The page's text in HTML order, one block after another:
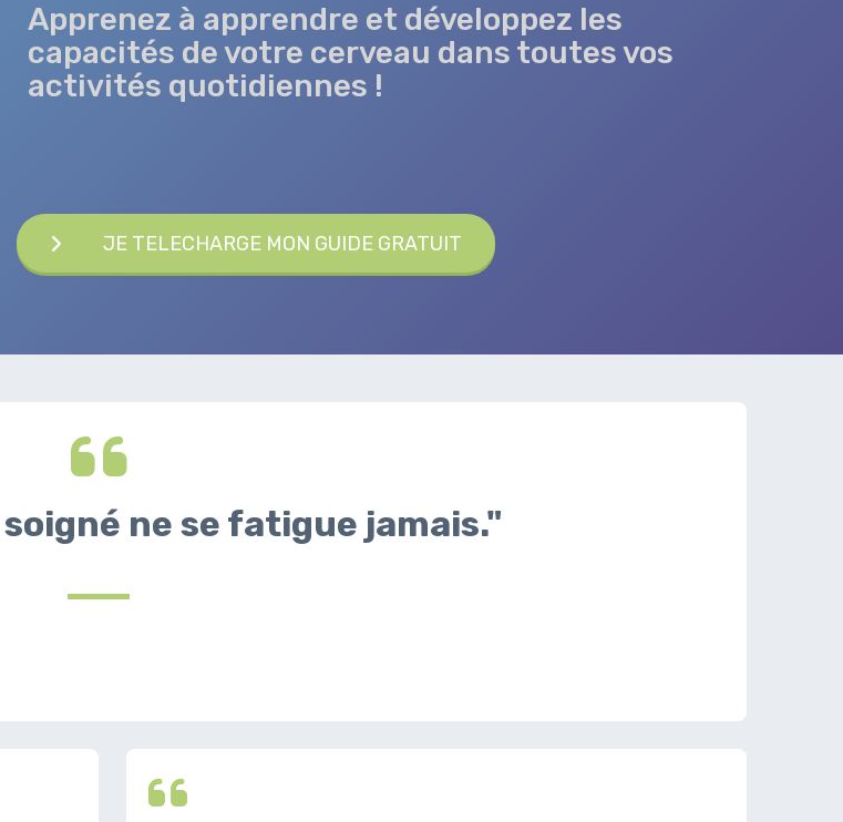
Apprenez à apprendre et développez les
capacités de votre cerveau dans toutes vos
activités quotidiennes !
JE TELECHARGE MON GUIDE GRATUIT
ne se fatigue jamais."